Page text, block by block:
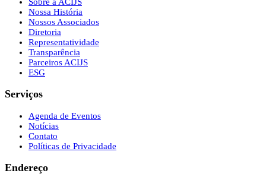
Nossa História
Nossos Associados
Diretoria
Representatividade
Transparência
Parceiros ACIJS
ESG
Serviços
Agenda de Eventos
Notícias
Contato
Políticas de Privacidade
Endereço